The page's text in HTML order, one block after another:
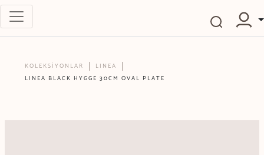
KOLEKSİYONLAR
LINEA
LINEA BLACK HYGGE 30CM OVAL PLATE